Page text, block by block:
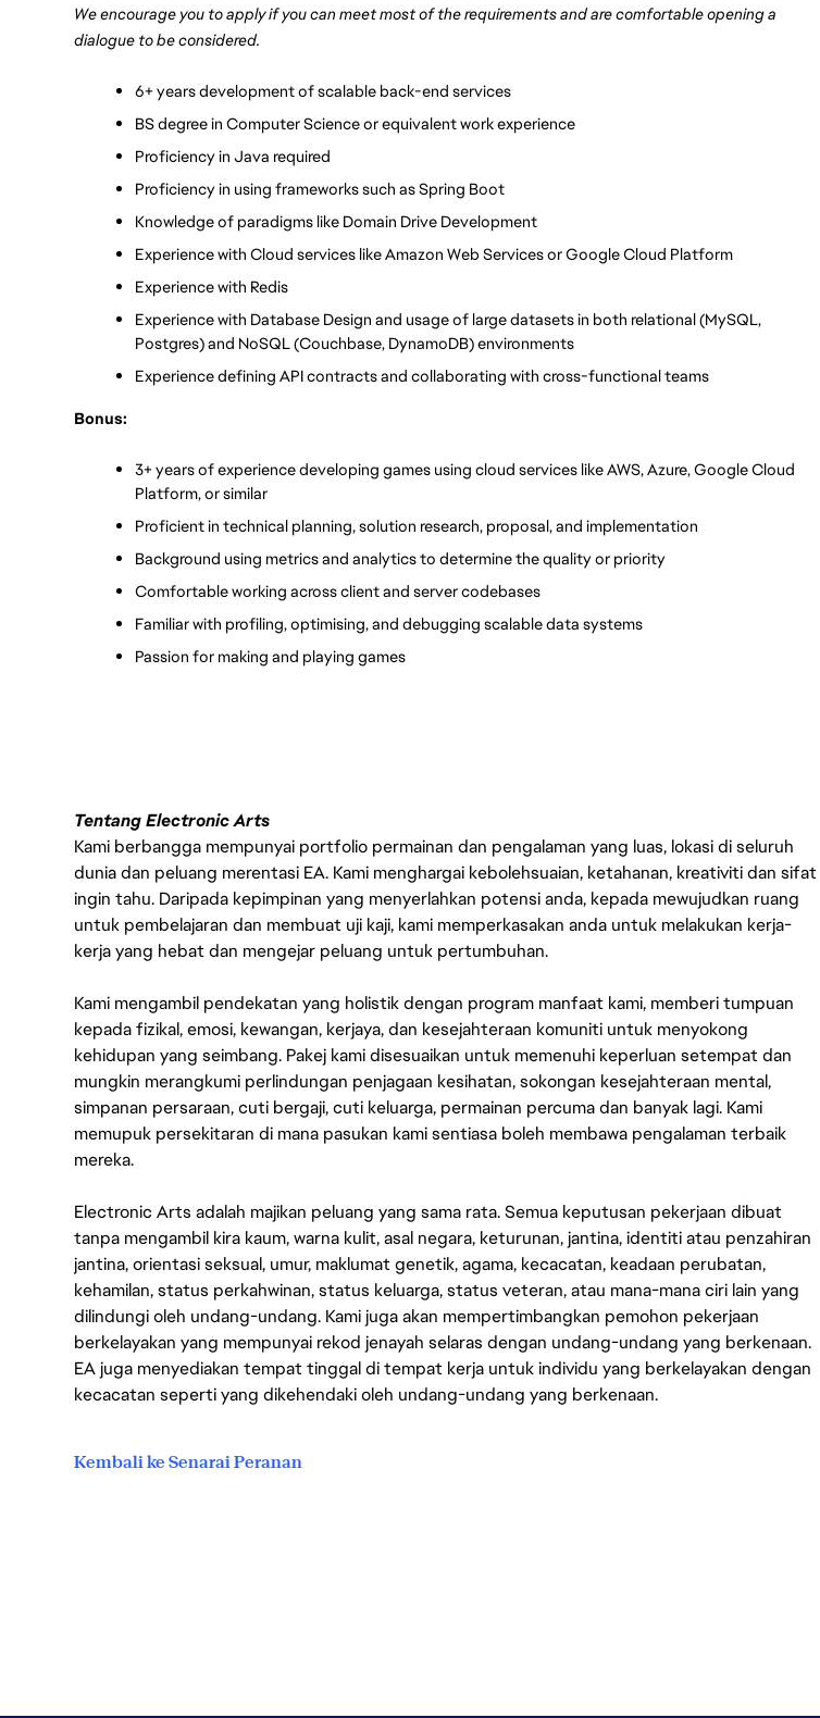
We encourage you to apply if you can meet most of the requirements and are comfortable opening a
dialogue to be considered.
6+ years development of scalable back-end services
BS degree in Computer Science or equivalent work experience
Proficiency in Java required
Proficiency in using frameworks such as Spring Boot
Knowledge of paradigms like Domain Drive Development
Experience with Cloud services like Amazon Web Services or Google Cloud Platform
Experience with Redis
Experience with Database Design and usage of large datasets in both relational (MySQL,
Postgres) and NoSQL (Couchbase, DynamoDB) environments
Experience defining API contracts and collaborating with cross-functional teams
Bonus:
3+ years of experience developing games using cloud services like AWS, Azure, Google Cloud
Platform, or similar
Proficient in technical planning, solution research, proposal, and implementation
Background using metrics and analytics to determine the quality or priority
Comfortable working across client and server codebases
Familiar with profiling, optimising, and debugging scalable data systems
Passion for making and playing games
Tentang Electronic Arts
Kami berbangga mempunyai portfolio permainan dan pengalaman yang luas, lokasi di seluruh
dunia dan peluang merentasi EA. Kami menghargai kebolehsuaian, ketahanan, kreativiti dan sifat
ingin tahu. Daripada kepimpinan yang menyerlahkan potensi anda, kepada mewujudkan ruang
untuk pembelajaran dan membuat uji kaji, kami memperkasakan anda untuk melakukan kerja-
kerja yang hebat dan mengejar peluang untuk pertumbuhan.
Kami mengambil pendekatan yang holistik dengan program manfaat kami, memberi tumpuan
kepada fizikal, emosi, kewangan, kerjaya, dan kesejahteraan komuniti untuk menyokong
kehidupan yang seimbang. Pakej kami disesuaikan untuk memenuhi keperluan setempat dan
mungkin merangkumi perlindungan penjagaan kesihatan, sokongan kesejahteraan mental,
simpanan persaraan, cuti bergaji, cuti keluarga, permainan percuma dan banyak lagi. Kami
memupuk persekitaran di mana pasukan kami sentiasa boleh membawa pengalaman terbaik
mereka.
Electronic Arts adalah majikan peluang yang sama rata. Semua keputusan pekerjaan dibuat
tanpa mengambil kira kaum, warna kulit, asal negara, keturunan, jantina, identiti atau penzahiran
jantina, orientasi seksual, umur, maklumat genetik, agama, kecacatan, keadaan perubatan,
kehamilan, status perkahwinan, status keluarga, status veteran, atau mana-mana ciri lain yang
dilindungi oleh undang-undang. Kami juga akan mempertimbangkan pemohon pekerjaan
berkelayakan yang mempunyai rekod jenayah selaras dengan undang-undang yang berkenaan.
EA juga menyediakan tempat tinggal di tempat kerja untuk individu yang berkelayakan dengan
kecacatan seperti yang dikehendaki oleh undang-undang yang berkenaan.
Kembali ke Senarai Peranan